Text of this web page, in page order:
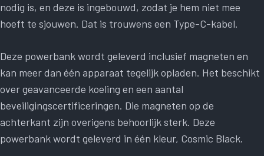
nodig is, en deze is ingebouwd, zodat je hem niet mee
hoeft te sjouwen. Dat is trouwens een Type-C-kabel.
Deze powerbank wordt geleverd inclusief magneten en
kan meer dan één apparaat tegelijk opladen. Het beschikt
over geavanceerde koeling en een aantal
beveiligingscertificeringen. Die magneten op de
achterkant zijn overigens behoorlijk sterk. Deze
powerbank wordt geleverd in één kleur, Cosmic Black.